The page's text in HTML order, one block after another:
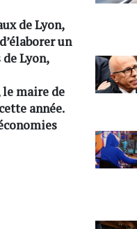
de Lyon,
un
Lyon,
le maire de
année.